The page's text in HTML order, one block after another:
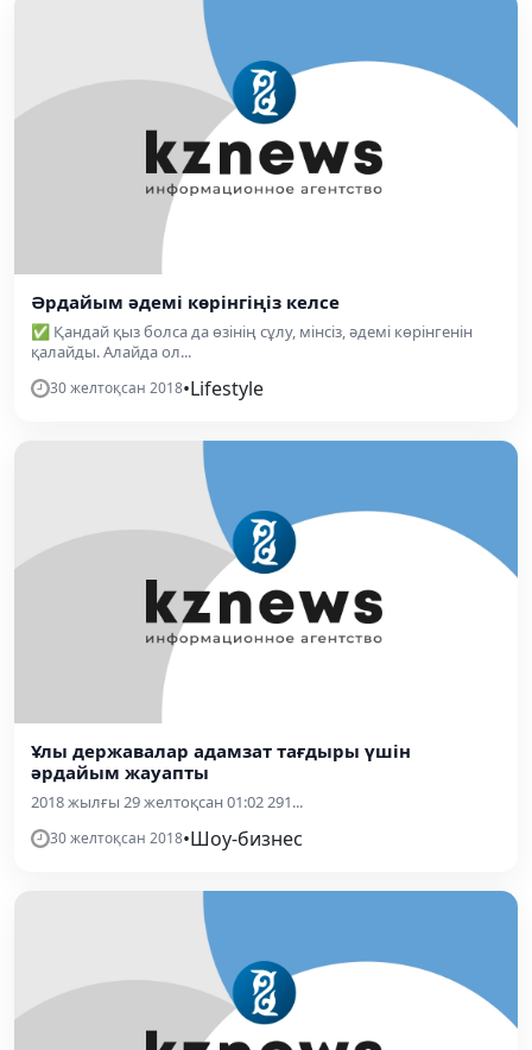
Әрдайым әдемі көрінгіңіз келсе
✅ Қандай қыз болса да өзінің сұлу, мінсіз, әдемі көрінгенін
қалайды. Алайда ол...
30 желтоқсан 2018•Lifestyle
Ұлы державалар адамзат тағдыры үшін
әрдайым жауапты
2018 жылғы 29 желтоқсан 01:02 291...
30 желтоқсан 2018•Шоу-бизнес